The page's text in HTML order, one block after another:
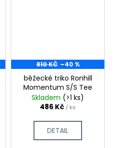
810 KČ –40 %
běžecké triko Ronhill
Momentum S/S Tee
Skladem (>1 ks)
486 Kč / ks
DETAIL